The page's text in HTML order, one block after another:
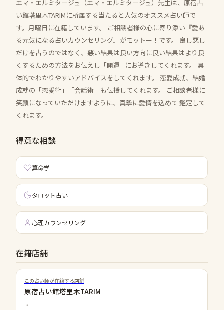
エマ・エルミタージュ（エマ・エルミタージュ）先生は、原宿占
い館塔里木TARIMに所属する当たると人気のオススメ占い師で
す。月曜日に在籍しています。 ご相談者様の心に寄り添い『愛あ
る元気になる占いカウンセリング』がモットー！です。 良し悪し
だけを占うのではなく、悪い結果は良い方向に良い結果はより良
くするための方法をお伝えし「開運｣ にお導きしてくれます。 具
体的でわかりやすいアドバイスをしてくれます。 恋愛成就、結婚
成就の「恋愛術」「会話術」も伝授してくれます。 ご相談者様に
笑顔になっていただけますように、真摯に愛情を込めて 鑑定して
くれます。
得意な相談
算命学
タロット占い
心理カウンセリング
在籍店舗
この占い師が在籍する店舗
原宿占い館塔里木TARIM
・